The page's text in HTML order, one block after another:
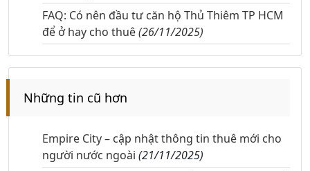
FAQ: Có nên đầu tư căn hộ Thủ Thiêm TP HCM
để ở hay cho thuê(26/11/2025)
Những tin cũ hơn
Empire City – cập nhật thông tin thuê mới cho
người nước ngoài (21/11/2025)